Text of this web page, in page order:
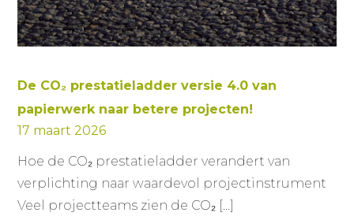
De CO₂ prestatieladder versie 4.0 van
papierwerk naar betere projecten!
17 maart 2026
Hoe de CO₂ prestatieladder verandert van
verplichting naar waardevol projectinstrument
Veel projectteams zien de CO₂ […]